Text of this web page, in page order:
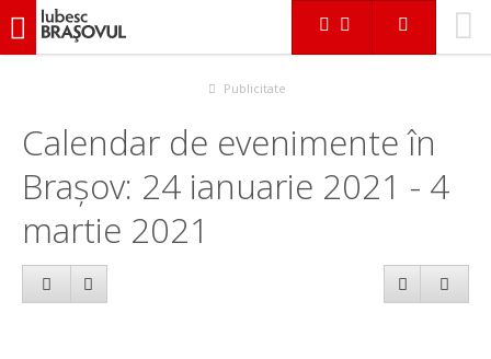
iubescbraşovul.ro
Publicitate
Calendar de evenimente în
Brașov: 24 ianuarie 2021 - 4
martie 2021